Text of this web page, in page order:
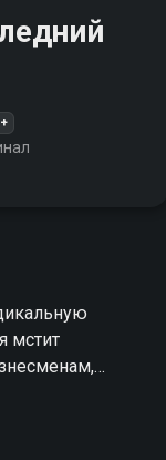
мстит